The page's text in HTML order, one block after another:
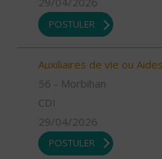
POSTULER
Auxiliaires de vie ou
56 - Morbihan
CDI
29/04/2026
POSTULER